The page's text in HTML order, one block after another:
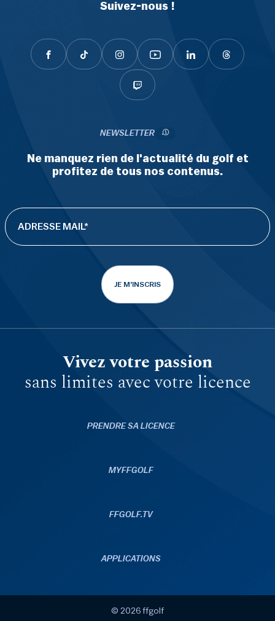
Suivez-nous !
NEWSLETTER
Ne manquez rien de l'actualité du golf et
profitez de tous nos contenus.
JE M'INSCRIS
Vivez votre passion
sans limites avec votre licence
PRENDRE SA LICENCE
MYFFGOLF
FFGOLF.TV
APPLICATIONS
© 2026 ffgolf